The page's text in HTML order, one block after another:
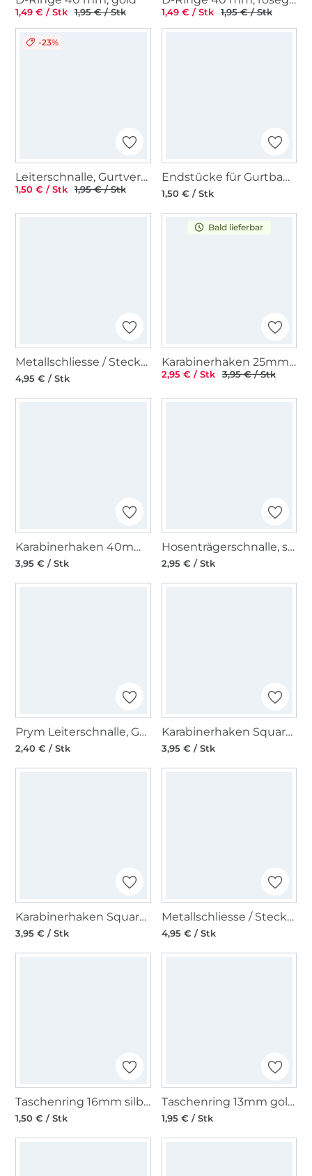
1,49 € / Stk 1,95 € / Stk 1,49 € / Stk 1,95 € / Stk
-23%
Leiterschnalle, Gurtversteller Metall 25 mm, glänzend anthrazit
1,50 € / Stk 1,95 € / Stk
Endstücke für Gurtband 40 mm, matt schwarz
1,50 € / Stk
Metallschliesse / Steckschnalle 25 mm, altmessing gebürstet
4,95 € / Stk
Bald lieferbar
Karabinerhaken 25mm, glänzend anthrazit
2,95 € / Stk 3,95 € / Stk
Karabinerhaken 40mm, silber
3,95 € / Stk
Hosenträgerschnalle, silber
2,95 € / Stk
Prym Leiterschnalle, Gurtversteller 30mm, silber
2,40 € / Stk
Karabinerhaken Square 30mm, silberfarben
3,95 € / Stk
Karabinerhaken Square 38mm, goldfarbig
3,95 € / Stk
Metallschliesse / Steckschnalle 50 mm, goldfarben
4,95 € / Stk
Taschenring 16mm silberfarbig
1,50 € / Stk
Taschenring 13mm goldfarbig
1,95 € / Stk